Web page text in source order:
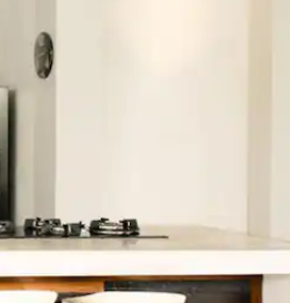
en omlaag, óf door te tikken of swipen.